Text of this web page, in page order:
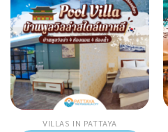
VILLAS IN PATTAYA